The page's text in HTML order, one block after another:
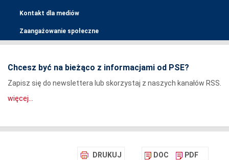
Kontakt dla mediów
Zaangażowanie społeczne
Chcesz być na bieżąco z informacjami od PSE?
Zapisz się do newslettera lub skorzystaj z naszych kanałów RSS.
więcej...
DRUKUJ DOC PDF